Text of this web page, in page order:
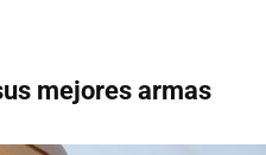
mejores armas